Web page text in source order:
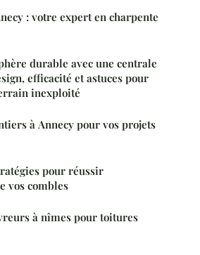
: votre expert en charpente
durable avec une centrale
efficacité et astuces pour
inexploité
à Annecy pour vos projets
pour réussir
vos combles
à nîmes pour toitures